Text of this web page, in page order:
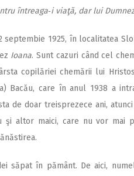
întreaga‑i viaţă, dar lui
septembie 1925, în localitatea
Ioana. Sunt cazuri când cel
copilăriei chemării lui
Bacău, care în anul 1938 a
de doar treisprezece ani, atunci
şi altor maici, care nu vor mai
săpat în pământ. De aici,